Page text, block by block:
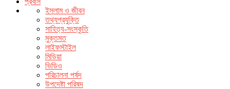
ইসলাম ও জীবন
তথ্যপ্রযুক্তি
সাহিত্য-সংস্কৃতি
মুক্তমত
লাইফস্টাইল
মিডিয়া
ভিডিও
পরিচালনা পর্ষদ
উপদেষ্টা পরিষদ